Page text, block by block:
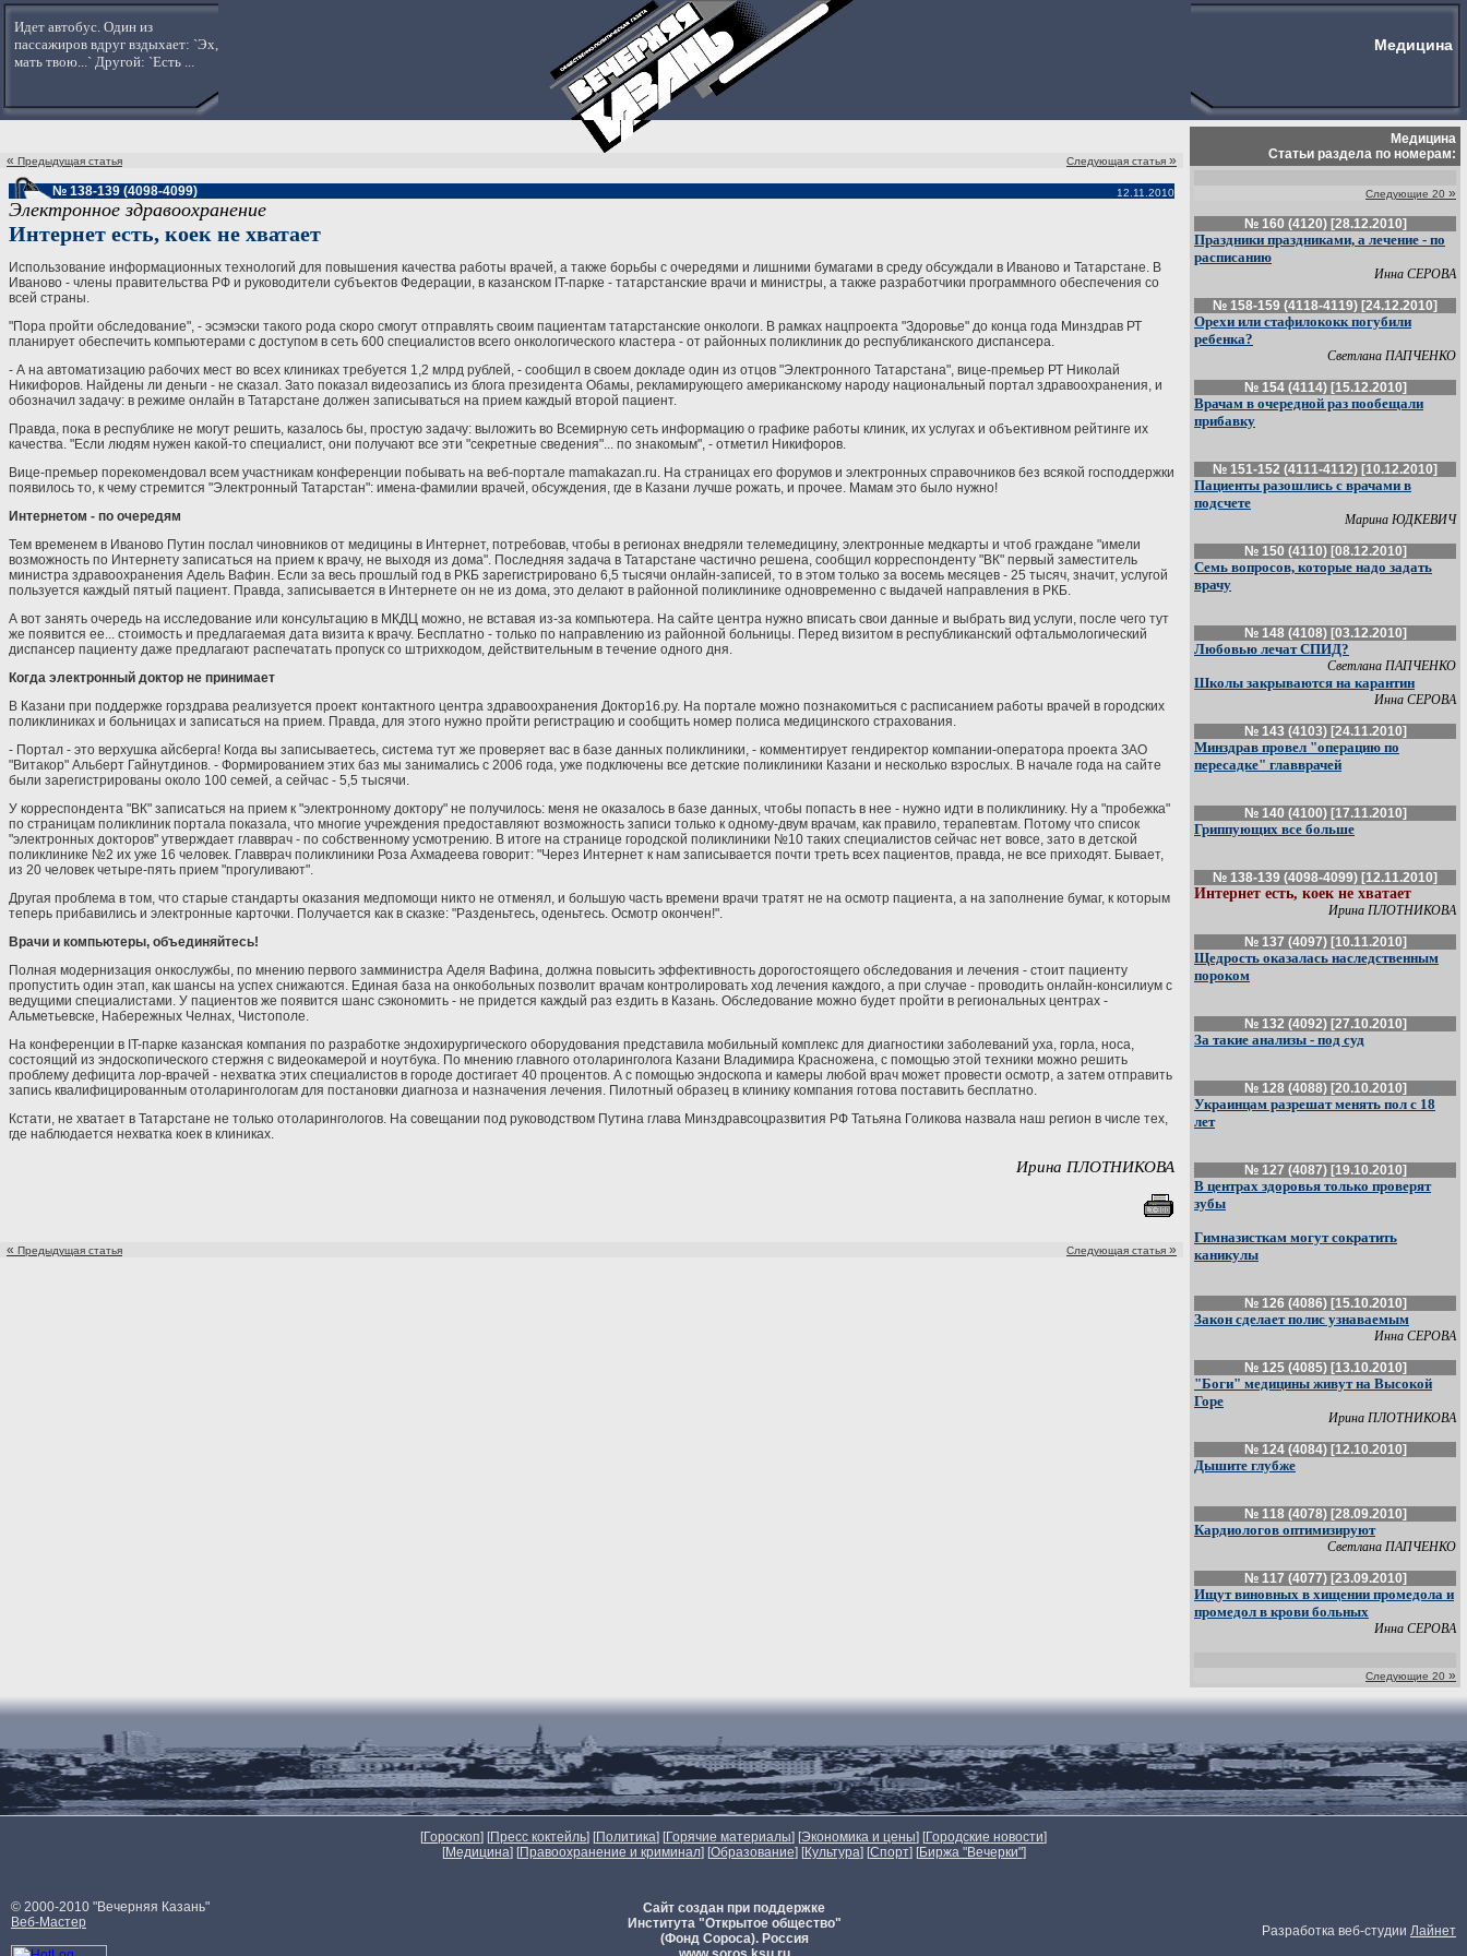
Идет автобус. Один из
пассажиров вдруг вздыхает: `Эх,
мать твою...` Другой: `Есть ...
Медицина
« Предыдущая статья Следующая статья »
№ 138-139 (4098-4099)
12.11.2010
Электронное здравоохранение
Интернет есть, коек не хватает
Использование информационных технологий для повышения качества работы врачей, а также борьбы с очередями и лишними бумагами в среду обсуждали в Иваново и Татарстане. В
Иваново - члены правительства РФ и руководители субъектов Федерации, в казанском IT-парке - татарстанские врачи и министры, а также разработчики программного обеспечения со
всей страны.
"Пора пройти обследование", - эсэмэски такого рода скоро смогут отправлять своим пациентам татарстанские онкологи. В рамках нацпроекта "Здоровье" до конца года Минздрав РТ
планирует обеспечить компьютерами с доступом в сеть 600 специалистов всего онкологического кластера - от районных поликлиник до республиканского диспансера.
- А на автоматизацию рабочих мест во всех клиниках требуется 1,2 млрд рублей, - сообщил в своем докладе один из отцов "Электронного Татарстана", вице-премьер РТ Николай
Никифоров. Найдены ли деньги - не сказал. Зато показал видеозапись из блога президента Обамы, рекламирующего американскому народу национальный портал здравоохранения, и
обозначил задачу: в режиме онлайн в Татарстане должен записываться на прием каждый второй пациент.
Правда, пока в республике не могут решить, казалось бы, простую задачу: выложить во Всемирную сеть информацию о графике работы клиник, их услугах и объективном рейтинге их
качества. "Если людям нужен какой-то специалист, они получают все эти "секретные сведения"... по знакомым", - отметил Никифоров.
Вице-премьер порекомендовал всем участникам конференции побывать на веб-портале mamakazan.ru. На страницах его форумов и электронных справочников без всякой господдержки
появилось то, к чему стремится "Электронный Татарстан": имена-фамилии врачей, обсуждения, где в Казани лучше рожать, и прочее. Мамам это было нужно!
Интернетом - по очередям
Тем временем в Иваново Путин послал чиновников от медицины в Интернет, потребовав, чтобы в регионах внедряли телемедицину, электронные медкарты и чтоб граждане "имели
возможность по Интернету записаться на прием к врачу, не выходя из дома". Последняя задача в Татарстане частично решена, сообщил корреспонденту "ВК" первый заместитель
министра здравоохранения Адель Вафин. Если за весь прошлый год в РКБ зарегистрировано 6,5 тысячи онлайн-записей, то в этом только за восемь месяцев - 25 тысяч, значит, услугой
пользуется каждый пятый пациент. Правда, записывается в Интернете он не из дома, это делают в районной поликлинике одновременно с выдачей направления в РКБ.
А вот занять очередь на исследование или консультацию в МКДЦ можно, не вставая из-за компьютера. На сайте центра нужно вписать свои данные и выбрать вид услуги, после чего тут
же появится ее... стоимость и предлагаемая дата визита к врачу. Бесплатно - только по направлению из районной больницы. Перед визитом в республиканский офтальмологический
диспансер пациенту даже предлагают распечатать пропуск со штрихкодом, действительным в течение одного дня.
Когда электронный доктор не принимает
В Казани при поддержке горздрава реализуется проект контактного центра здравоохранения Доктор16.ру. На портале можно познакомиться с расписанием работы врачей в городских
поликлиниках и больницах и записаться на прием. Правда, для этого нужно пройти регистрацию и сообщить номер полиса медицинского страхования.
- Портал - это верхушка айсберга! Когда вы записываетесь, система тут же проверяет вас в базе данных поликлиники, - комментирует гендиректор компании-оператора проекта ЗАО
"Витакор" Альберт Гайнутдинов. - Формированием этих баз мы занимались с 2006 года, уже подключены все детские поликлиники Казани и несколько взрослых. В начале года на сайте
были зарегистрированы около 100 семей, а сейчас - 5,5 тысячи.
У корреспондента "ВК" записаться на прием к "электронному доктору" не получилось: меня не оказалось в базе данных, чтобы попасть в нее - нужно идти в поликлинику. Ну а "пробежка"
по страницам поликлиник портала показала, что многие учреждения предоставляют возможность записи только к одному-двум врачам, как правило, терапевтам. Потому что список
"электронных докторов" утверждает главврач - по собственному усмотрению. В итоге на странице городской поликлиники №10 таких специалистов сейчас нет вовсе, зато в детской
поликлинике №2 их уже 16 человек. Главврач поликлиники Роза Ахмадеева говорит: "Через Интернет к нам записывается почти треть всех пациентов, правда, не все приходят. Бывает,
из 20 человек четыре-пять прием "прогуливают".
Другая проблема в том, что старые стандарты оказания медпомощи никто не отменял, и большую часть времени врачи тратят не на осмотр пациента, а на заполнение бумаг, к которым
теперь прибавились и электронные карточки. Получается как в сказке: "Разденьтесь, оденьтесь. Осмотр окончен!".
Врачи и компьютеры, объединяйтесь!
Полная модернизация онкослужбы, по мнению первого замминистра Аделя Вафина, должна повысить эффективность дорогостоящего обследования и лечения - стоит пациенту
пропустить один этап, как шансы на успех снижаются. Единая база на онкобольных позволит врачам контролировать ход лечения каждого, а при случае - проводить онлайн-консилиум с
ведущими специалистами. У пациентов же появится шанс сэкономить - не придется каждый раз ездить в Казань. Обследование можно будет пройти в региональных центрах -
Альметьевске, Набережных Челнах, Чистополе.
На конференции в IT-парке казанская компания по разработке эндохирургического оборудования представила мобильный комплекс для диагностики заболеваний уха, горла, носа,
состоящий из эндоскопического стержня с видеокамерой и ноутбука. По мнению главного отоларинголога Казани Владимира Красножена, с помощью этой техники можно решить
проблему дефицита лор-врачей - нехватка этих специалистов в городе достигает 40 процентов. А с помощью эндоскопа и камеры любой врач может провести осмотр, а затем отправить
запись квалифицированным отоларингологам для постановки диагноза и назначения лечения. Пилотный образец в клинику компания готова поставить бесплатно.
Кстати, не хватает в Татарстане не только отоларингологов. На совещании под руководством Путина глава Минздравсоцразвития РФ Татьяна Голикова назвала наш регион в числе тех,
где наблюдается нехватка коек в клиниках.
Ирина ПЛОТНИКОВА
« Предыдущая статья Следующая статья »
Медицина
Статьи раздела по номерам:
Следующие 20 »
№ 160 (4120) [28.12.2010]
Праздники праздниками, а лечение - по
расписанию
Инна СЕРОВА
№ 158-159 (4118-4119) [24.12.2010]
Орехи или стафилококк погубили
ребенка?
Светлана ПАПЧЕНКО
№ 154 (4114) [15.12.2010]
Врачам в очередной раз пообещали
прибавку
№ 151-152 (4111-4112) [10.12.2010]
Пациенты разошлись с врачами в
подсчете
Марина ЮДКЕВИЧ
№ 150 (4110) [08.12.2010]
Семь вопросов, которые надо задать
врачу
№ 148 (4108) [03.12.2010]
Любовью лечат СПИД?
Светлана ПАПЧЕНКО
Школы закрываются на карантин
Инна СЕРОВА
№ 143 (4103) [24.11.2010]
Минздрав провел "операцию по
пересадке" главврачей
№ 140 (4100) [17.11.2010]
Гриппующих все больше
№ 138-139 (4098-4099) [12.11.2010]
Интернет есть, коек не хватает
Ирина ПЛОТНИКОВА
№ 137 (4097) [10.11.2010]
Щедрость оказалась наследственным
пороком
№ 132 (4092) [27.10.2010]
За такие анализы - под суд
№ 128 (4088) [20.10.2010]
Украинцам разрешат менять пол с 18
лет
№ 127 (4087) [19.10.2010]
В центрах здоровья только проверят
зубы
Гимназисткам могут сократить
каникулы
№ 126 (4086) [15.10.2010]
Закон сделает полис узнаваемым
Инна СЕРОВА
№ 125 (4085) [13.10.2010]
"Боги" медицины живут на Высокой
Горе
Ирина ПЛОТНИКОВА
№ 124 (4084) [12.10.2010]
Дышите глубже
№ 118 (4078) [28.09.2010]
Кардиологов оптимизируют
Светлана ПАПЧЕНКО
№ 117 (4077) [23.09.2010]
Ищут виновных в хищении промедола и
промедол в крови больных
Инна СЕРОВА
Следующие 20 »
[Гороскоп] [Пресс коктейль] [Политика] [Горячие материалы] [Экономика и цены] [Городские новости]
[Медицина] [Правоохранение и криминал] [Образование] [Культура] [Спорт] [Биржа "Вечерки"]
© 2000-2010 "Вечерняя Казань"
Веб-Мастер
Сайт создан при поддержке
Института "Открытое общество"
(Фонд Сороса). Россия
Разработка веб-студии Лайнет